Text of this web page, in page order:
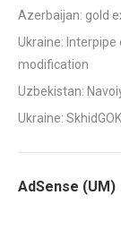
Azerbaijan: gold
Ukraine: Interpipe
modification
Uzbekistan:
Ukraine:
AdSense (UM)